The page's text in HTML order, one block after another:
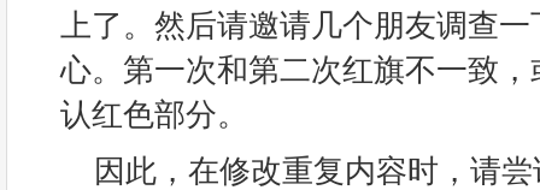
上了。然后请邀请几个朋友调查
心。第一次和第二次红旗不一致
认红色部分。
因此，在修改重复内容时，请